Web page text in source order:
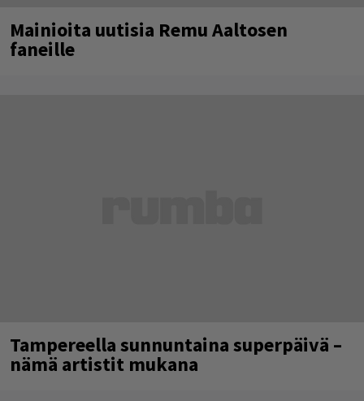
Mainioita uutisia Remu Aaltosen
faneille
Tampereella sunnuntaina superpäivä –
nämä artistit mukana